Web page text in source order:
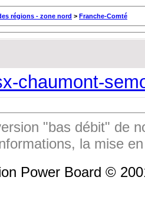
régions - zone nord > Franche-Comté
chaumont-
"bas débit" de
la mise
Power Board ©